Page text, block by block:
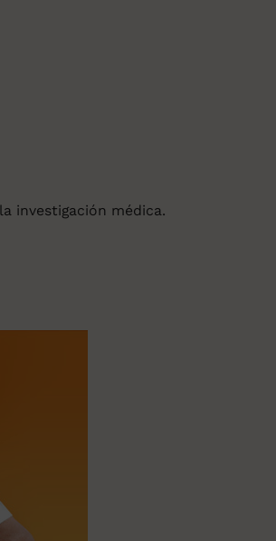
investigación médica.